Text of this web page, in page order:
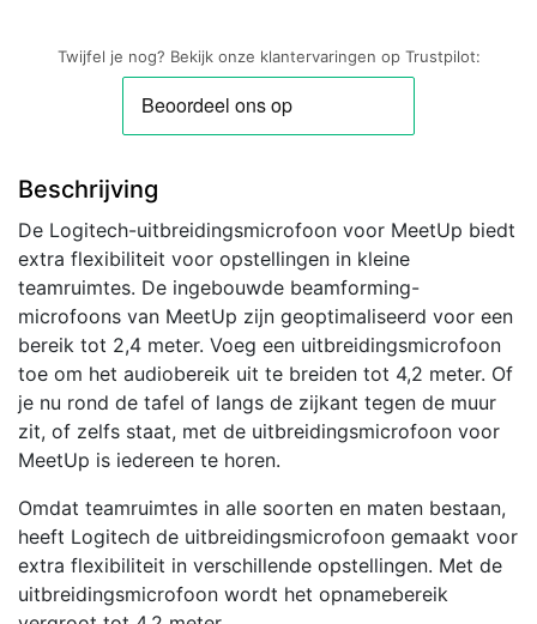
6
|
Zwart/Grijs
aantal
Twijfel je nog? Bekijk onze klantervaringen op Trustpilot:
Beschrijving
De Logitech-uitbreidingsmicrofoon voor MeetUp biedt
extra flexibiliteit voor opstellingen in kleine
teamruimtes. De ingebouwde beamforming-
microfoons van MeetUp zijn geoptimaliseerd voor een
bereik tot 2,4 meter. Voeg een uitbreidingsmicrofoon
toe om het audiobereik uit te breiden tot 4,2 meter. Of
je nu rond de tafel of langs de zijkant tegen de muur
zit, of zelfs staat, met de uitbreidingsmicrofoon voor
MeetUp is iedereen te horen.
Omdat teamruimtes in alle soorten en maten bestaan,
heeft Logitech de uitbreidingsmicrofoon gemaakt voor
extra flexibiliteit in verschillende opstellingen. Met de
uitbreidingsmicrofoon wordt het opnamebereik